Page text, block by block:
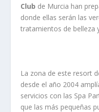
Club de Murcia han
donde ellas serán las
tratamientos de belleza
La zona de este resort
desde el año 2004
servicios con las Spa
que las más pequeñas